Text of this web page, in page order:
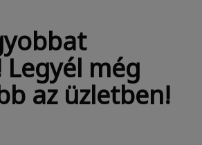
még
az üzletben!